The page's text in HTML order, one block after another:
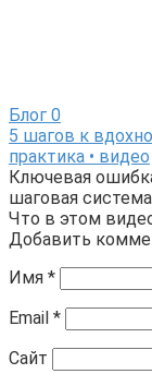
Блог 0
5 шагов к
практика • видео
Ключевая
шаговая
Что в этом
Добавить
Имя *
Email *
Сайт